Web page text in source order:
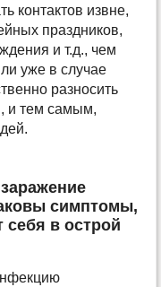
контактов извне,
праздников,
и т.д., чем
уже в случае
разносить
и тем самым,
симптомы,
себя в острой